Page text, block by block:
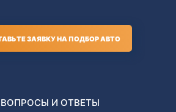
ЗАЯВКУ НА ПОДБОР АВТО
ВОПРОСЫ И ОТВЕТЫ